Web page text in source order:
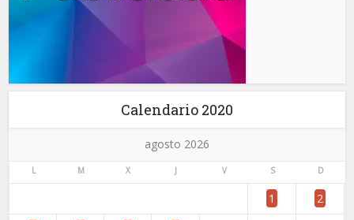
Calendario 2020
agosto 2026
L M X J V S D
1 2